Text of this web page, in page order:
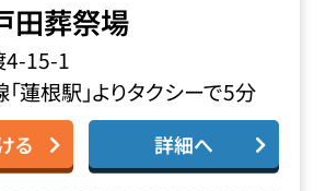
田葬祭場
4-15-1
蓮根駅」よりタクシーで5分
る 詳細へ